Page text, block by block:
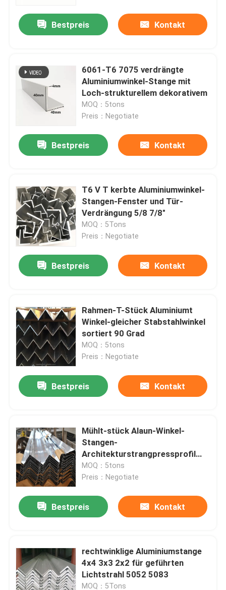
Produkte
Videos
Über uns
Qualitätskontrolle
Referenzen
Mühlendaluminiumspule
Farbüberzogene Aluminiumspule
Kaltgewalzte Aluminiumspule
Bestpreis Kontakt
6061-T6 7075 verdrängte
Aluminiumwinkel-Stange mit
Loch-strukturellem dekorativem
MOQ：5tons
Preis：Negotiate
Bestpreis Kontakt
T6 V T kerbte Aluminiumwinkel-
Stangen-Fenster und Tür-
Verdrängung 5/8 7/8"
MOQ：5Tons
Preis：Negotiate
Bestpreis Kontakt
Rahmen-T-Stück Aluminiumt
Winkel-gleicher Stabstahlwinkel
sortiert 90 Grad
MOQ：5tons
Preis：Negotiate
Bestpreis Kontakt
Mühlt-stück Alaun-Winkel-
Stangen-
Architekturstrangpressprofil
7075 T6 5/8 120 Grad
MOQ：5tons
Preis：Negotiate
Bestpreis Kontakt
rechtwinklige Aluminiumstange
4x4 3x3 2x2 für geführten
Lichtstrahl 5052 5083
MOQ：5Tons